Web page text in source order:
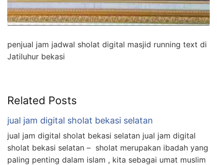
penjual jam jadwal sholat digital masjid running text di
Jatiluhur bekasi
Related Posts
jual jam digital sholat bekasi selatan
jual jam digital sholat bekasi selatan jual jam digital
sholat bekasi selatan – sholat merupakan ibadah yang
paling penting dalam islam , kita sebagai umat muslim